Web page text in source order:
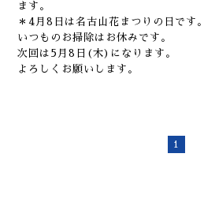
ます。
＊4月8日は名古山花まつりの日です。
いつものお掃除はお休みです。
次回は5月8日(木)になります。
よろしくお願いします。
1